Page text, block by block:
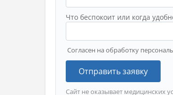
Что беспокоит или когда
Согласен на обработку
Отправить заявку
Сайт не оказывает медицинских